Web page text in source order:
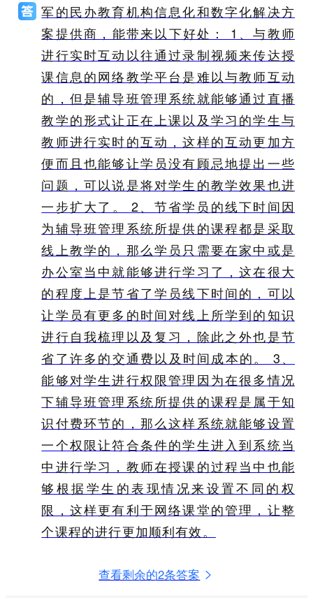
军的民办教育机构信息化和数字化解决方
案提供商，能带来以下好处： 1、与教师
进行实时互动以往通过录制视频来传达授
课信息的网络教学平台是难以与教师互动
的，但是辅导班管理系统就能够通过直播
教学的形式让正在上课以及学习的学生与
教师进行实时的互动，这样的互动更加方
便而且也能够让学员没有顾忌地提出一些
问题，可以说是将对学生的教学效果也进
一步扩大了。 2、节省学员的线下时间因
为辅导班管理系统所提供的课程都是采取
线上教学的，那么学员只需要在家中或是
办公室当中就能够进行学习了，这在很大
的程度上是节省了学员线下时间的，可以
让学员有更多的时间对线上所学到的知识
进行自我梳理以及复习，除此之外也是节
省了许多的交通费以及时间成本的。 3、
能够对学生进行权限管理因为在很多情况
下辅导班管理系统所提供的课程是属于知
识付费环节的，那么这样系统就能够设置
一个权限让符合条件的学生进入到系统当
中进行学习，教师在授课的过程当中也能
够根据学生的表现情况来设置不同的权
限，这样更有利于网络课堂的管理，让整
个课程的进行更加顺利有效。
查看剩余的2条答案